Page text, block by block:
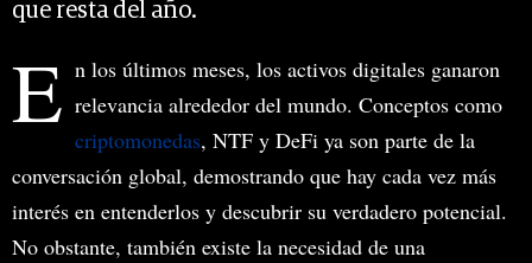
que resta del año.
E n los últimos meses, los activos digitales ganaron
relevancia alrededor del mundo. Conceptos como
criptomonedas, NTF y DeFi ya son parte de la
conversación global, demostrando que hay cada vez más
interés en entenderlos y descubrir su verdadero potencial.
No obstante, también existe la necesidad de una